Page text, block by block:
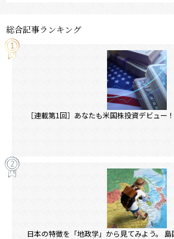
総合記事ランキング
［連載第1回］あなたも米国株投資デビュー
日本の特徴を「地政学」から見てみよう。 島